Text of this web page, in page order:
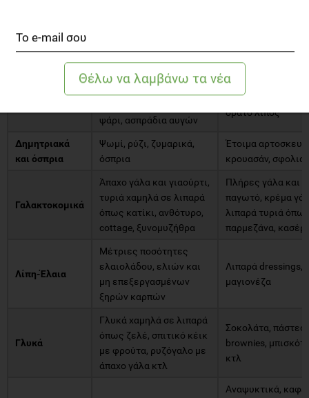
μοσχαρίσιο ή χοιρινό
κρέας, κοτόπουλο και
ψάρι, ασπράδια αυγών
Αρνί, εντόσθια,
μπέικον και
αυγού, χοιρινό
ορατό λίπος
Δημητριακά
και όσπρια
Ψωμί, ρύζι, ζυμαρικά,
όσπρια
Έτοιμα
κρουασάν,
Γαλακτοκομικά
Άπαχο γάλα και γιαούρτι,
τυριά χαμηλά σε λιπαρά
όπως κατίκι, ανθότυρο,
cottage, ξυνομυζήθρα
Πλήρες γάλα και
παγωτό, κρέμα
λιπαρά τυριά
παρμεζάνα,
Λίπη-Έλαια
Μέτριες ποσότητες
ελαιολάδου, ελιών και
μη επεξεργασμένων
ξηρών καρπών
Λιπαρά dressings,
μαγιονέζα
Γλυκά
Γλυκά χαμηλά σε λιπαρά
όπως ζελέ, σπιτικό κέικ
με φρούτα, ρυζόγαλο με
άπαχο γάλα κτλ
Σοκολάτα, πάστες,
brownies,
κτλ
Αναψυκτικά,